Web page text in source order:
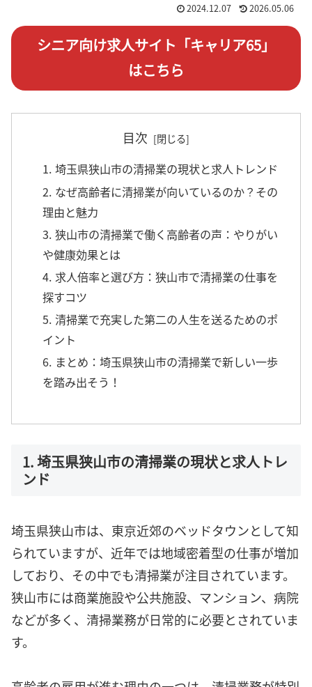
2024.12.07 2026.05.06
シニア向け求人サイト「キャリア65」
はこちら
目次
1. 埼玉県狭山市の清掃業の現状と求人トレンド
2. なぜ高齢者に清掃業が向いているのか？その
理由と魅力
3. 狭山市の清掃業で働く高齢者の声：やりがい
や健康効果とは
4. 求人倍率と選び方：狭山市で清掃業の仕事を
探すコツ
5. 清掃業で充実した第二の人生を送るためのポ
イント
6. まとめ：埼玉県狭山市の清掃業で新しい一歩
を踏み出そう！
1. 埼玉県狭山市の清掃業の現状と求人トレ
ンド
埼玉県狭山市は、東京近郊のベッドタウンとして知
られていますが、近年では地域密着型の仕事が増加
しており、その中でも清掃業が注目されています。
狭山市には商業施設や公共施設、マンション、病院
などが多く、清掃業務が日常的に必要とされていま
す。